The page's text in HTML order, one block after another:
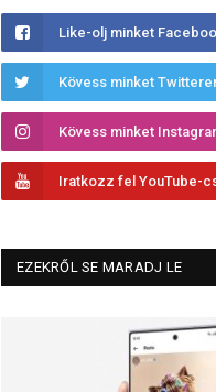
Like-olj minket
Kövess minket
Kövess minket
Iratkozz fel YouTube-
EZEKRŐL SE MARADJ LE